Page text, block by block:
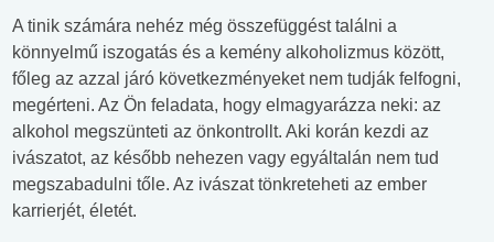
A tinik számára nehéz még összefüggést találni a
könnyelmű iszogatás és a kemény alkoholizmus között,
főleg az azzal járó következményeket nem tudják felfogni,
megérteni. Az Ön feladata, hogy elmagyarázza neki: az
alkohol megszünteti az önkontrollt. Aki korán kezdi az
ivászatot, az később nehezen vagy egyáltalán nem tud
megszabadulni tőle. Az ivászat tönkreteheti az ember
karrierjét, életét.